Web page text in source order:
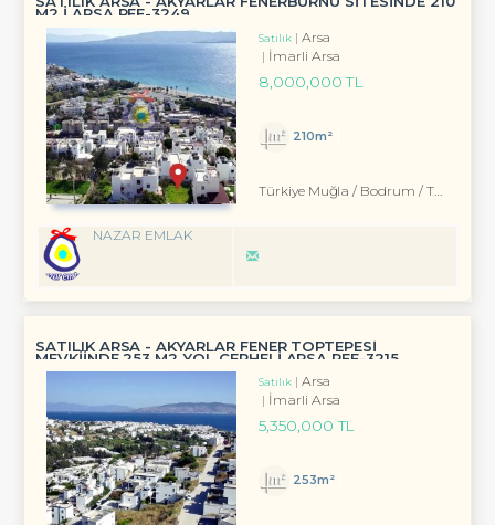
M2 İ ARSA REF-3249
Satılık
Arsa
İmarli Arsa
8,000,000 TL
210m²
Türkiye Muğla / Bodrum / Turgutreis
NAZAR EMLAK
SATILIK ARSA - AKYARLAR FENER TOPTEPESİ
MEVKİİNDE 253 M2 YOL CEPHELİ ARSA REF-3215
Satılık
Arsa
İmarli Arsa
5,350,000 TL
253m²